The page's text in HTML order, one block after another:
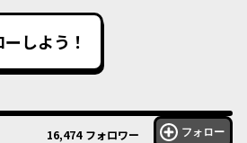
しよう！
16,474 フォロワー フォロー